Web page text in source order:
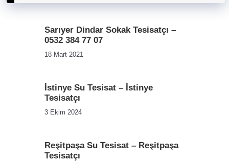
Sarıyer Dindar Sokak Tesisatçı –
0532 384 77 07
18 Mart 2021
İstinye Su Tesisat – İstinye
Tesisatçı
3 Ekim 2024
Reşitpaşa Su Tesisat – Reşitpaşa
Tesisatçı